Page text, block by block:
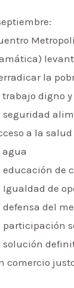
la
trabajo digno
seguridad
a la salud
agua
educación de
Igualdad de
defensa del
participación
solución
comercio